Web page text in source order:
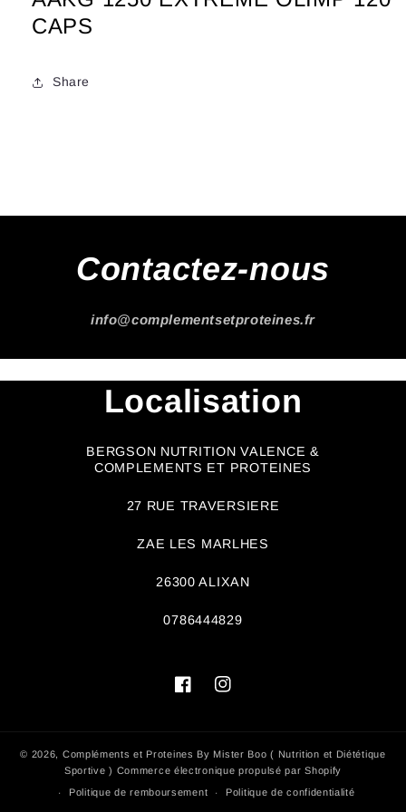
CAPS
Share
Contactez-nous
info@complementsetproteines.fr
Localisation
BERGSON NUTRITION VALENCE &
COMPLEMENTS ET PROTEINES
27 RUE TRAVERSIERE
ZAE LES MARLHES
26300 ALIXAN
0786444829
FacebookInstagram
© 2026, Compléments et Proteines By Mister Boo ( Nutrition et Diététique
Sportive ) Commerce électronique propulsé par Shopify
Politique de remboursement
Politique de confidentialité